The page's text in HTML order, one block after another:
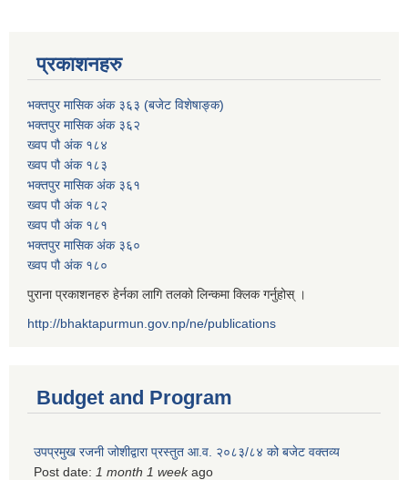
प्रकाशनहरु
भक्तपुर मासिक अंक ३६३ (बजेट विशेषाङ्क)
भक्तपुर मासिक अंक ३६२
ख्वप पौ अंक १८४
ख्वप पौ अंक १८३
भक्तपुर मासिक अंक ३६१
ख्वप पौ अंक १८२
ख्वप पौ अंक १८१
भक्तपुर मासिक अंक ३६०
ख्वप पौ अंक १८०
पुराना प्रकाशनहरु हेर्नका लागि तलको लिन्कमा क्लिक गर्नुहोस् ।
http://bhaktapurmun.gov.np/ne/publications
Budget and Program
उपप्रमुख रजनी जोशीद्वारा प्रस्तुत आ.व. २०८३/८४ को बजेट वक्तव्य
Post date: 1 month 1 weekago